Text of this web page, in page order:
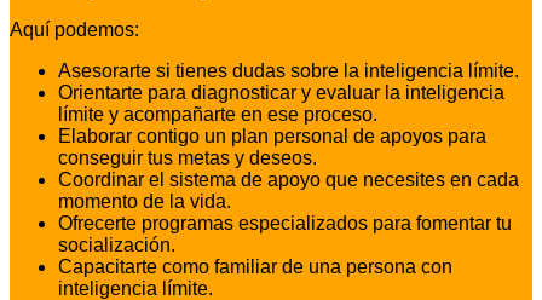
Aquí podemos:
Asesorarte si tienes dudas sobre la inteligencia límite.
Orientarte para diagnosticar y evaluar la inteligencia
límite y acompañarte en ese proceso.
Elaborar contigo un plan personal de apoyos para
conseguir tus metas y deseos.
Coordinar el sistema de apoyo que necesites en cada
momento de la vida.
Ofrecerte programas especializados para fomentar tu
socialización.
Capacitarte como familiar de una persona con
inteligencia límite.